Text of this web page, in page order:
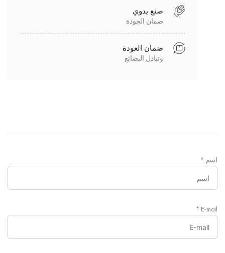
صنع يدوي
ضمان الجودة
ضمان العودة
وتبادل البضائع
اسم *
E-mail
*